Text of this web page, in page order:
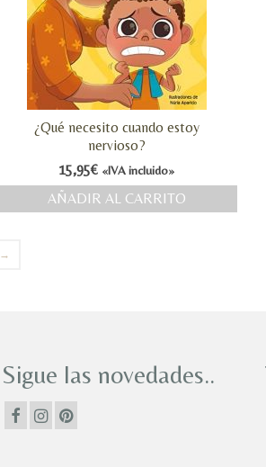
¿Qué necesito cuando estoy
nervioso?
15,95€ «IVA incluido»
AÑADIR AL CARRITO
→
Sigue las novedades..